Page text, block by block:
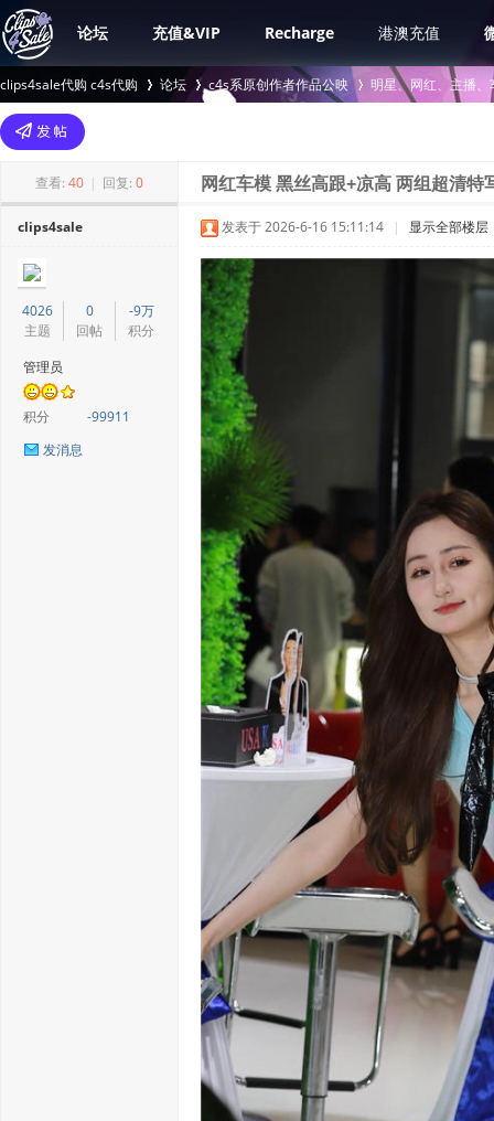
论坛 充值&VIP Recharge 港澳充值
clips4sale代购 c4s代购
>
论坛 c4s系原创作者作品公映
›
明星、网红、主播
查看: 40 | 回复: 0 网红车模 黑丝高跟+凉高 两组超清特
clips4sale
4026
主题
0
回帖
-9万
积分
管理员
积分
-99911
发消息
发表于 2026-6-16 15:11:14 | 显示全部楼层